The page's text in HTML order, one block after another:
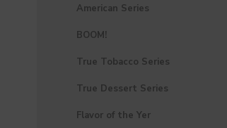
American Series
BOOM!
True Tobacco Series
True Dessert Series
Flavor of the Yer